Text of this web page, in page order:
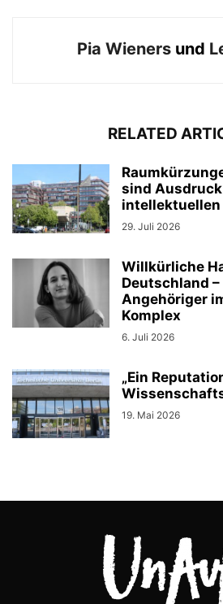
Pia Wienersund
RELATED
sind
intellektuellen
29. Juli 2026
Willkürliche
Deutschland
Angehöriger
Komplex
6. Juli 2026
„Ein
19. Mai 2026